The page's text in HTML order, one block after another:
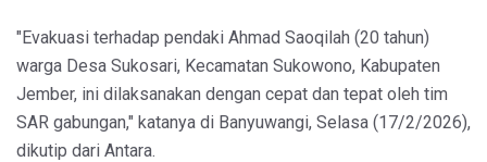
"Evakuasi terhadap pendaki Ahmad Saoqilah (20 tahun)
warga Desa Sukosari, Kecamatan Sukowono, Kabupaten
Jember, ini dilaksanakan dengan cepat dan tepat oleh tim
SAR gabungan," katanya di Banyuwangi, Selasa (17/2/2026),
dikutip dari Antara.